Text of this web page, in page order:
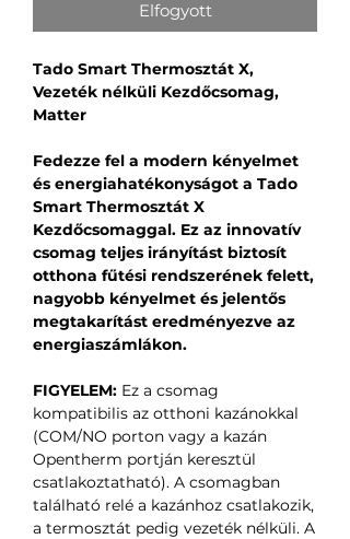
Elfogyott
Tado Smart Thermosztát X,
Vezeték nélküli Kezdőcsomag,
Matter
Fedezze fel a modern kényelmet
és energiahatékonyságot a Tado
Smart Thermosztát X
Kezdőcsomaggal. Ez az innovatív
csomag teljes irányítást biztosít
otthona fűtési rendszerének felett,
nagyobb kényelmet és jelentős
megtakarítást eredményezve az
energiaszámlákon.
FIGYELEM: Ez a csomag
kompatibilis az otthoni kazánokkal
(COM/NO porton vagy a kazán
Opentherm portján keresztül
csatlakoztatható). A csomagban
található relé a kazánhoz csatlakozik,
a termosztát pedig vezeték nélküli. A